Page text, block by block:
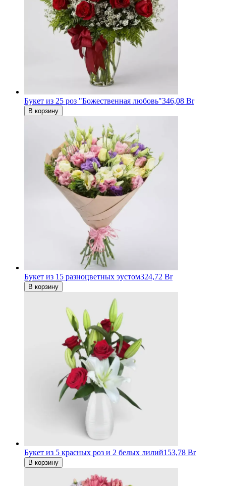
Букет из 25 роз "Божественная любовь"346,08 Br
В корзину
Букет из 15 разноцветных эустом324,72 Br
В корзину
Букет из 5 красных роз и 2 белых лилий153,78 Br
В корзину